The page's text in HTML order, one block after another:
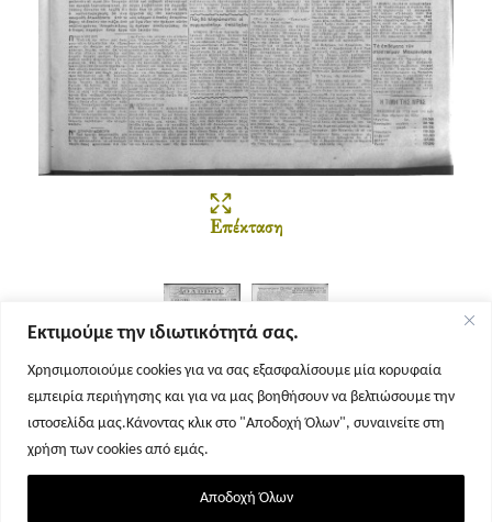
Εκτιμούμε την ιδιωτικότητά σας.
Χρησιμοποιούμε cookies για να σας εξασφαλίσουμε μία κορυφαία
εμπειρία περιήγησης και για να μας βοηθήσουν να βελτιώσουμε την
ιστοσελίδα μας.Κάνοντας κλικ στο "Αποδοχή Όλων", συναινείτε στη
χρήση των cookies από εμάς.
Αποδοχή Όλων
Επέκταση
Σελίδα 1 Σελίδα 2